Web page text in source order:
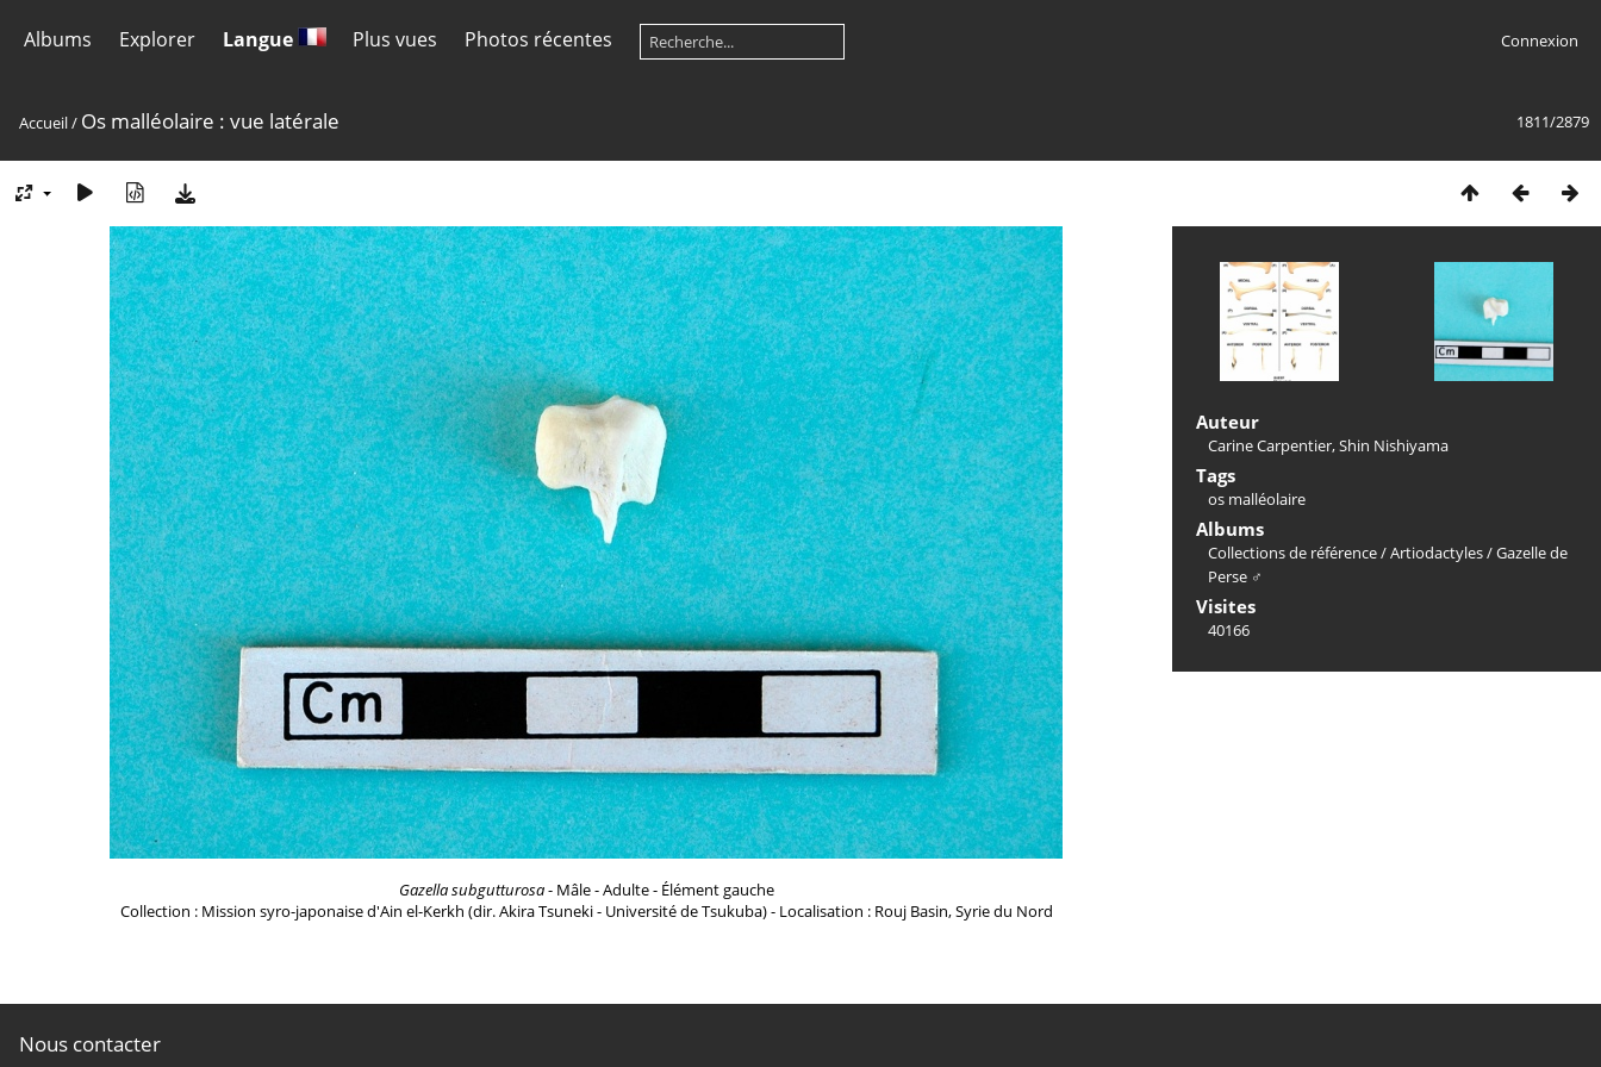
Albums Explorer Langue Plus vues Photos récentes Connexion
1811/2879
Accueil/ Os malléolaire : vue latérale
Gazella subgutturosa- Mâle - Adulte - Élément gauche
Collection : Mission syro-japonaise d'Ain el-Kerkh (dir. Akira Tsuneki - Université de Tsukuba) - Localisation : Rouj Basin, Syrie du Nord
Auteur
Carine Carpentier, Shin Nishiyama
Tags
os malléolaire
Albums
Collections de référence/Artiodactyles/Gazelle de
Perse ♂
Visites
40166
Nous contacter